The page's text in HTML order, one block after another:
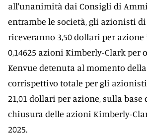
all'unanimità dai Consigli di
entrambe le società, gli azionisti di
riceveranno 3,50 dollari per
0,14625 azioni Kimberly-Clark per
Kenvue detenuta al momento
corrispettivo totale per gli
21,01 dollari per azione, sulla base
chiusura delle azioni Kimberly-
2025.